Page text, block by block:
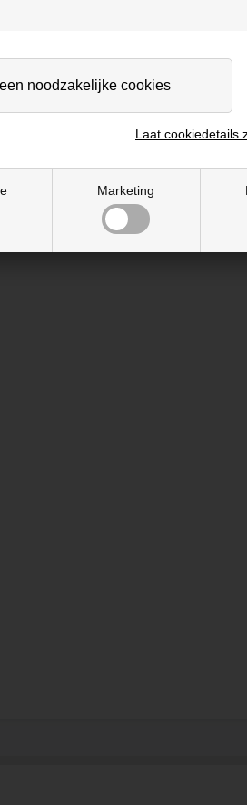
Marketing
Laat cookiedetails
panelen.
Bij verticale stroken evt gebruik